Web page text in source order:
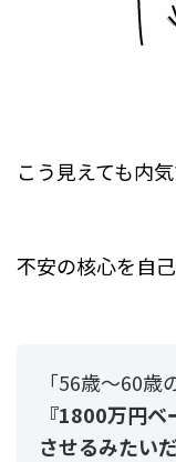
こう見えても内
不安の核心を自己
「56歳～60歳
『1800万円
させるみたいだ